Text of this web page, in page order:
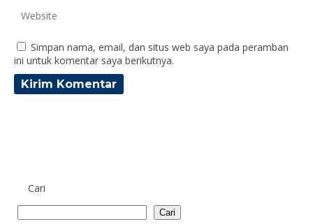
Simpan nama, email, dan situs web saya pada peramban
ini untuk komentar saya berikutnya.
Cari
Cari